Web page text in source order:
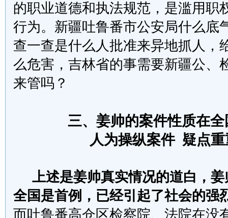
的职业道德和执法规范，是滥用职
行为。新疆吐鲁番市公安局什么底
查一查是什么人批准来异地抓人，
么危害，吉林省的事需要新疆公、
来管吗？
三、姜帅的案件性质在
人为操纵案件 疑点
上述是姜帅真实情况的道白，
全国是首例，已经引起了社会的强
而吐鲁番高仓区检察院、法院在没